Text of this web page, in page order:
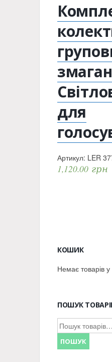
для
Артикул: LER
1,120.00 грн
КОШИК
Немає товарів
ПОШУК
Шукати:
ПОШУК